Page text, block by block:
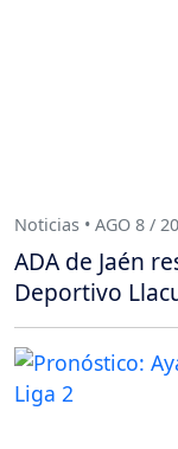
Noticias • AGO 8 /
ADA de Jaén
Deportivo